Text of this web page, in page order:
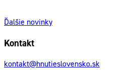
Ďalšie novinky
Kontakt
kontakt@hnutieslovensko.sk